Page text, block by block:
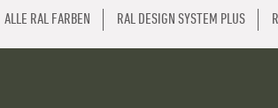
ALLE RAL FARBEN RAL DESIGN SYSTEM PLUS